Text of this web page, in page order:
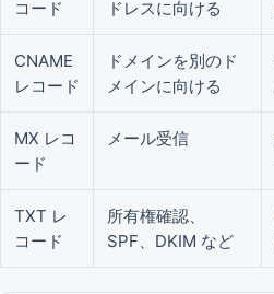
コード
ドレスに向ける
CNAME
レコード
ドメインを別のド
メインに向ける
MX レコ
ード
メール受信
TXT レ
コード
所有権確認、
SPF、DKIM など